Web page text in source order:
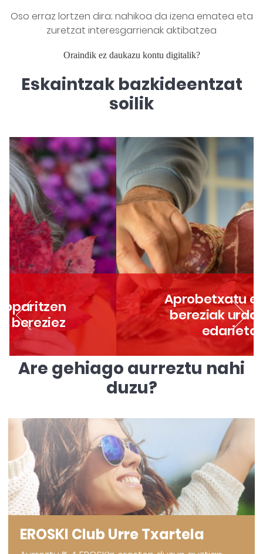
Oso erraz lortzen dira; nahikoa da izena ematea eta
zuretzat interesgarrienak aktibatzea
Oraindik ez daukazu kontu digitalik?
Eskaintzak bazkideentzat
soilik
Aprobetxatu eskaintza
bereziak urdaitegian,
edarietan…
Are gehiago aurreztu nahi
duzu?
EROSKI Club Urre Txartela